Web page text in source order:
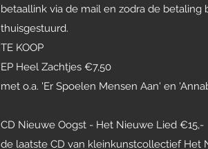
betaallink via de mail en zodra de betaling
thuisgestuurd.
TE KOOP
EP Heel Zachtjes €7,50
met o.a. 'Er Spoelen Mensen Aan' en
CD Nieuwe Oogst - Het Nieuwe Lied €15,-
de laatste CD van kleinkunstcollectief Het